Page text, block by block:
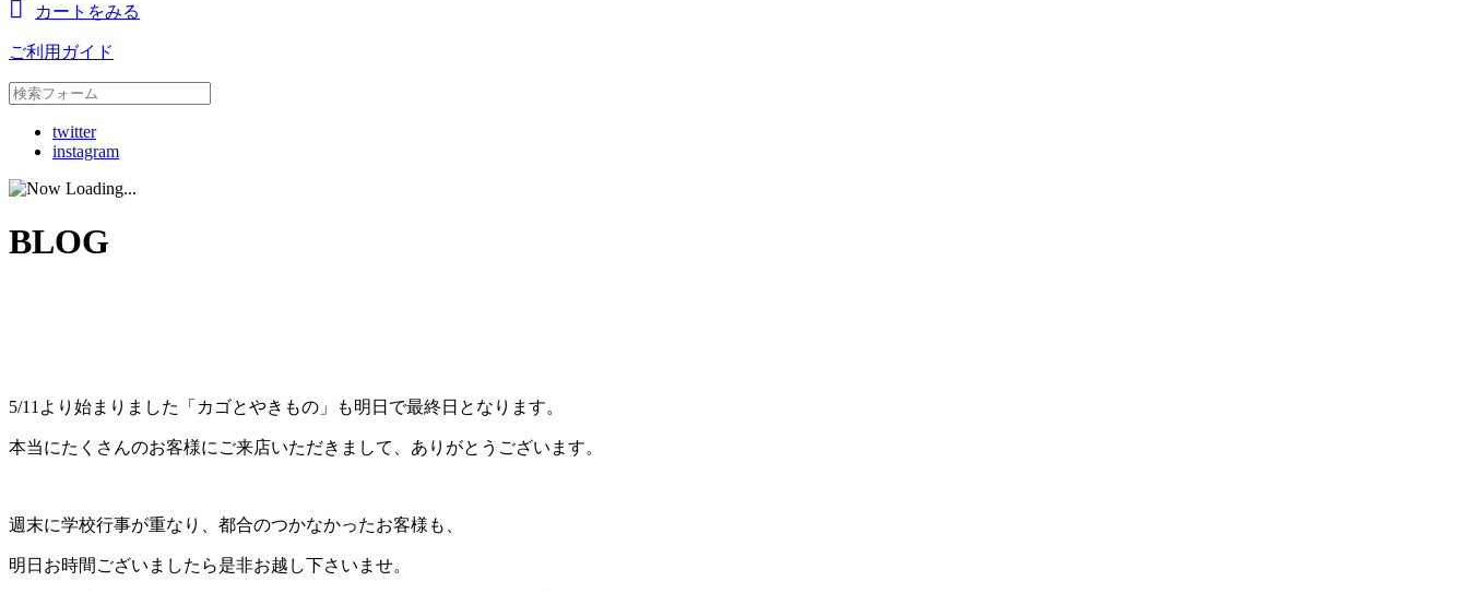
カートをみる
ご利用ガイド
twitter
instagram
BLOG
5/11より始まりました「カゴとやきもの」も明日で最終日となります。
本当にたくさんのお客様にご来店いただきまして、ありがとうございます。
週末に学校行事が重なり、都合のつかなかったお客様も、
明日お時間ございましたら是非お越し下さいませ。